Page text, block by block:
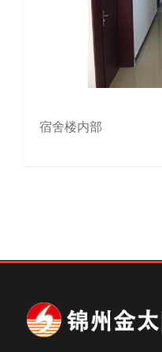
宿舍楼内部